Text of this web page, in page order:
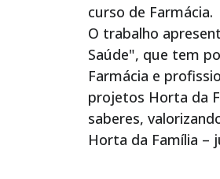
curso de Farmácia.
O trabalho
Saúde", que tem
Farmácia e
projetos Horta da
saberes,
Horta da Família –